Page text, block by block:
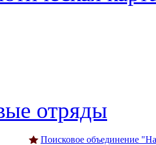
отряды
Поисковое объединение